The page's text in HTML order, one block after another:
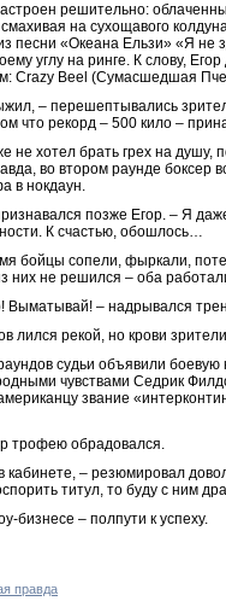
решительно:
на сухощавого
песни «Океана Ельзи» «Я
углу на ринге. К слову,
Crazy Beel (Сумасшедшая
– перешептывались
что рекорд – 500 кило –
не хотел брать грех на душу,
во втором раунде боксер
в нокдаун.
позже Егор. – Я
К счастью, обошлось…
бойцы сопели, фыркали,
них не решился – оба
Выматывай! – надрывался
лился рекой, но крови
судьи объявили
чувствами Седрик
звание
трофею обрадовался.
кабинете, – резюмировал
титул, то буду с ним
бизнесе – полпути к успеху.
правда